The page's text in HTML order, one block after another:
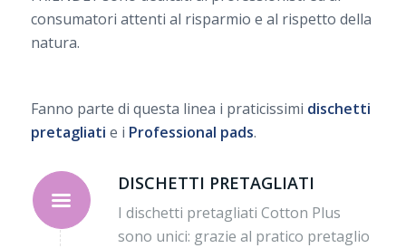
consumatori attenti al risparmio e al rispetto della
natura.
Fanno parte di questa linea i praticissimi dischetti
pretagliati e i Professional pads.
DISCHETTI PRETAGLIATI
I dischetti pretagliati Cotton Plus
sono unici: grazie al pratico pretaglio